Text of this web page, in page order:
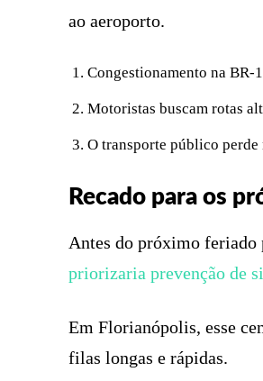
ao aeroporto.
Congestionamento na BR-
Motoristas buscam rotas
O transporte público perde
Recado para os
Antes do próximo feriado
priorizaria prevenção de
Em Florianópolis, esse
filas longas e rápidas.